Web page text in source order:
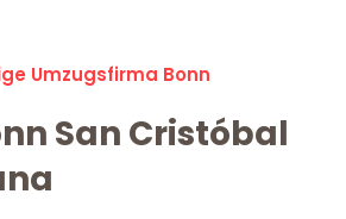
Umzugsfirma Bonn
San Cristóbal